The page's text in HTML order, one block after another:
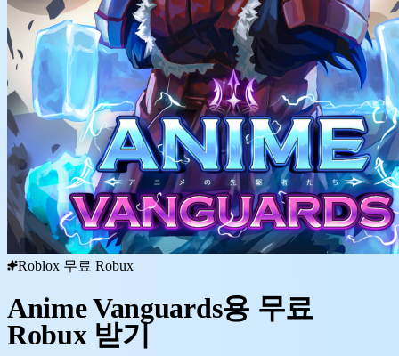
Roblox 무료 Robux
Anime Vanguards용 무료
Robux 받기